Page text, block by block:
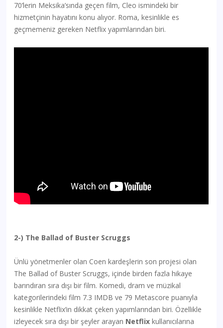
70’lerin Meksika’sında geçen film, Cleo ismindeki bir
hizmetçinin hayatını konu alıyor. Roma, kesinlikle es
geçmemeniz gereken Netflix yapımlarından biri.
2-) The Ballad of Buster Scruggs
Ünlü yönetmenler olan Coen kardeşlerin son projesi olan
The Ballad of Buster Scruggs, içinde birden fazla hikaye
barındıran sıra dışı bir film. Komedi, dram ve müzikal
kategorilerindeki film 7.3 IMDB ve 79 Metascore puanıyla
kesinlikle Netflix’in dikkat çeken yapımlarından biri. Özellikle
izleyecek sıra dışı bir şeyler arayan Netflix kullanıcılarına